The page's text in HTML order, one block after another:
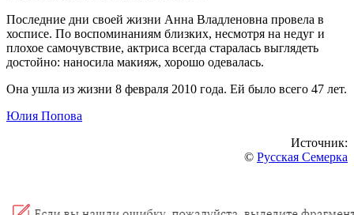
Последние дни своей жизни Анна Владленовна провела в
хосписе. По воспоминаниям близких, несмотря на недуг и
плохое самочувствие, актриса всегда старалась выглядеть
достойно: наносила макияж, хорошо одевалась.
Она ушла из жизни 8 февраля 2010 года. Ей было всего 47 лет.
Юлия Попова
Источник:
© Русская Семерка